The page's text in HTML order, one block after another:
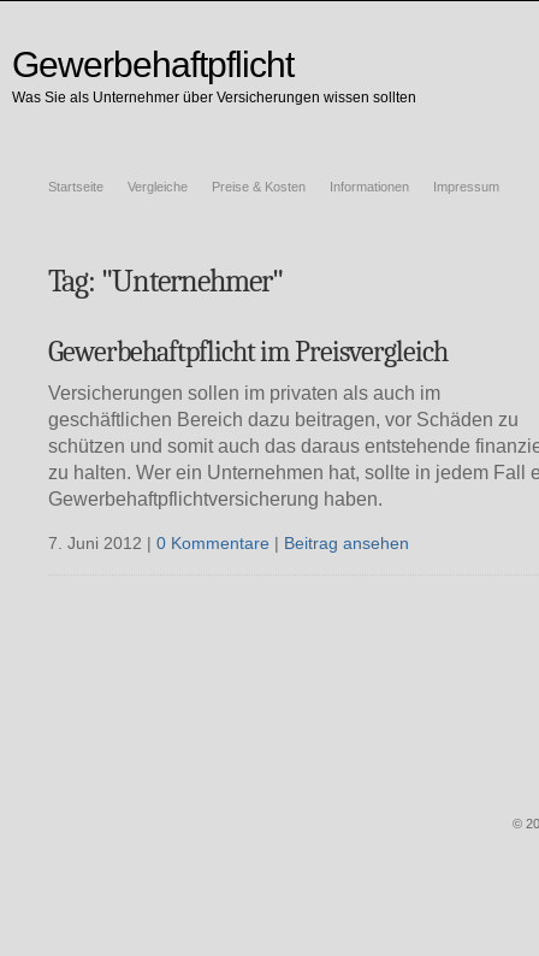
Gewerbehaftpflicht
Was Sie als Unternehmer über Versicherungen wissen sollten
Startseite Vergleiche Preise & Kosten Informationen Impressum
Tag: "Unternehmer"
Gewerbehaftpflicht im Preisvergleich
Versicherungen sollen im privaten als auch im
geschäftlichen Bereich dazu beitragen, vor Schäden zu
schützen und somit auch das daraus entstehende
zu halten. Wer ein Unternehmen hat, sollte in jedem Fall
Gewerbehaftpflichtversicherung haben.
7. Juni 2012 | 0 Kommentare | Beitrag ansehen
©